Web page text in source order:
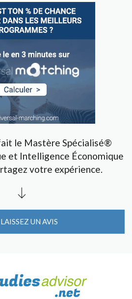
le Mastère Spécialisé®
et Intelligence Économique
votre expérience.
LAISSEZ UN AVIS